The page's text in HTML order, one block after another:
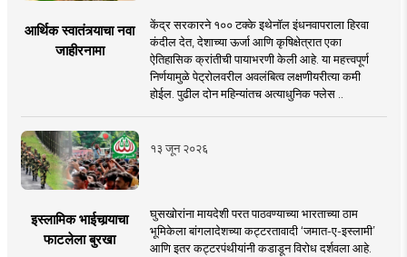
आर्थिक स्वातंत्र्याचा नवा
जाहीरनामा
केंद्र सरकारने १०० टक्के इथेनॉल इंधनवापराला हिरवा
कंदील देत, देशाच्या ऊर्जा आणि कृषिक्षेत्रात एका
ऐतिहासिक क्रांतीची पायाभरणी केली आहे. या महत्त्वपूर्ण
निर्णयामुळे पेट्रोलवरील अवलंबित्व लक्षणीयरीत्या कमी
होईल. पुढील दोन महिन्यांतच अत्याधुनिक फ्लेस ..
१३ जून २०२६
इस्लामिक भाईचार्‍याचा
फाटलेला बुरखा
घुसखोरांना मायदेशी परत पाठवण्याच्या भारताच्या ठाम
भूमिकेला बांगलादेशच्या कट्टरतावादी ‘जमात-ए-इस्लामी’
आणि इतर कट्टरपंथीयांनी कडाडून विरोध दर्शवला आहे.